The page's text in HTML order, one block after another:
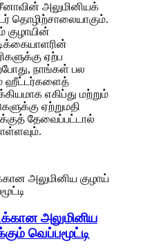
அலுமினியக்
தொழிற்சாலையாகும்.
குழாயின்
ஏற்ப
​​நாங்கள் பல
ஹீட்டர்களைத்
எகிப்து மற்றும்
ஏற்றுமதி
தேவைப்பட்டால்
அலுமினிய
வெப்பமூட்டி